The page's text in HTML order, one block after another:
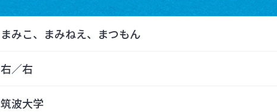
まみこ、まみねえ、まつもん
右／右
筑波大学